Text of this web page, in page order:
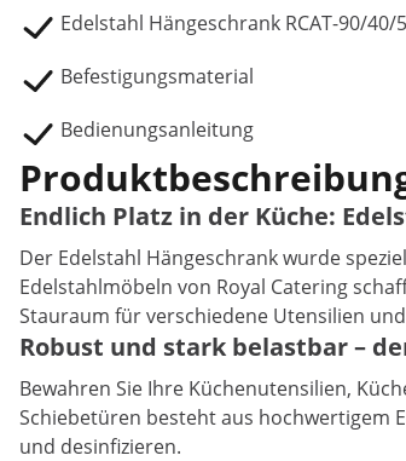
Edelstahl Hängeschrank RCAT-90/
Befestigungsmaterial
Bedienungsanleitung
Endlich Platz in der Küche:
Der Edelstahl Hängeschrank wurde
Edelstahlmöbeln von Royal Catering
Stauraum für verschiedene Utensilien
Robust und stark belastbar –
Bewahren Sie Ihre Küchenutensilien,
Schiebetüren besteht aus hochwertigem
und desinfizieren.